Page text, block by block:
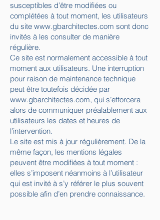
susceptibles d’être modifiées ou
complétées à tout moment, les utilisateurs
du site www.gbarchitectes.com sont donc
invités à les consulter de manière
régulière.
Ce site est normalement accessible à tout
moment aux utilisateurs. Une interruption
pour raison de maintenance technique
peut être toutefois décidée par
www.gbarchitectes.com, qui s’efforcera
alors de communiquer préalablement aux
utilisateurs les dates et heures de
l’intervention.
Le site est mis à jour régulièrement. De la
même façon, les mentions légales
peuvent être modifiées à tout moment :
elles s’imposent néanmoins à l’utilisateur
qui est invité à s’y référer le plus souvent
possible afin d’en prendre connaissance.